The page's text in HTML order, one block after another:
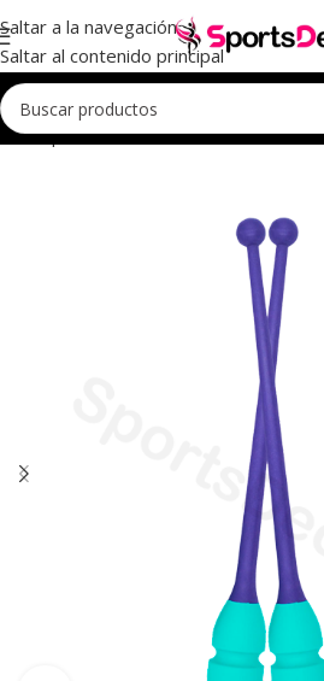
Saltar a la navegación
Saltar al contenido principal
Aparatos Mazas Mazas Pastorelli